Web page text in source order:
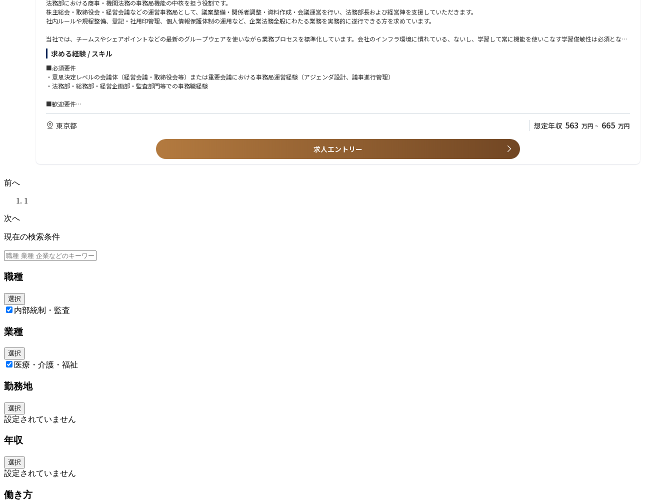
法務部における商事・機関法務の事務局機能の中核を担う役割です。
株主総会・取締役会・経営会議などの運営事務局として、議案整備・関係者調整・資料作成・会議運営を行い、法務部長および経営陣を支援していただきます。
社内ルールや規程整備、登記・社用印管理、個人情報保護体制の運用など、企業法務全般にわたる業務を実務的に遂行できる方を求めています。
当社では、チームスやシェアポイントなどの最新のグループウェアを使いながら業務プロセスを標準化しています。会社のインフラ環境に慣れている、ないし、学習して常に機能を使いこなす学習俊敏性は必須となり
ます。重要会議の運営にあたっても活用いただくことになります。
【お任せしたい役割】
お任せしたいのは、法務部における商事・機関法務の事務局機能の中核を担う役割です。
株主総会・取締役会・経営会議などの運営事務局として、議案整備・関係者調整・資料作成・会議運営を行い、法務部長および経営陣を支援していただきます。
ます。重要会議の運営にあたっても活用いただくことになります。
・取締役会・経営会議・株主総会等の事務局運営（資料収集・アジェンダ調整・議事録作成など）
求める経験 / スキル
■必須要件
・意思決定レベルの会議体（経営会議・取締役会等）または重要会議における事務局運営経験（アジェンダ設計、議事進行管理）
・法務部・総務部・経営企画部・監査部門等での事務職経験
■歓迎要件
・商事法務・機関法務に関連する実務経験（会社法、金商法・JSOX、ガバナンスコード、組織再編に係る法令や登記法などの知識）
・規程運用・改定に関する知見
・経営会議メンバーとのコミュニケーション・調整力
・法務実務に関する基本知識（商法・会社法・個人情報保護法など）
東京都 想定年収 563 万円 ~ 665 万円
求人エントリー
前へ
1
次へ
現在の検索条件
職種
選択
内部統制・監査
業種
選択
医療・介護・福祉
勤務地
選択
設定されていません
年収
選択
設定されていません
働き方